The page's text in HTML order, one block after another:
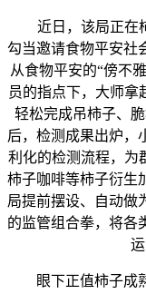
近日，该局正在柿
勾当邀请食物平安社
从食物平安的“傍不
员的指点下，大师拿
轻松完成吊柿子、
后，检测成果出炉，
利化的检测流程，为
柿子咖啡等柿子衍生
局提前摆设、自动做
的监管组合拳，将各
眼下正值柿子成熟